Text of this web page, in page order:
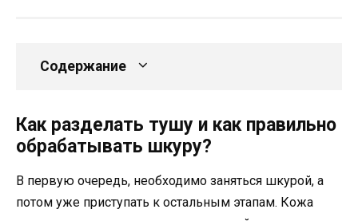
Содержание
Как разделать тушу и как правильно
обрабатывать шкуру?
В первую очередь, необходимо заняться шкурой, а
потом уже приступать к остальным этапам. Кожа